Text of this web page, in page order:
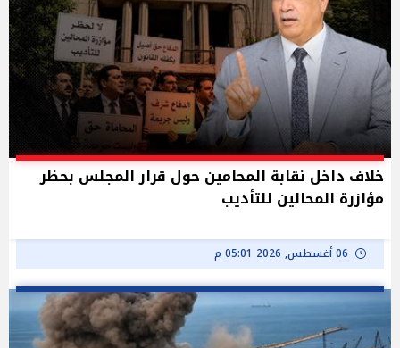
خلاف داخل نقابة المحامين حول قرار المجلس بحظر
مؤازرة المحالين للتأديب
06 أغسطس, 2026 05:01 م